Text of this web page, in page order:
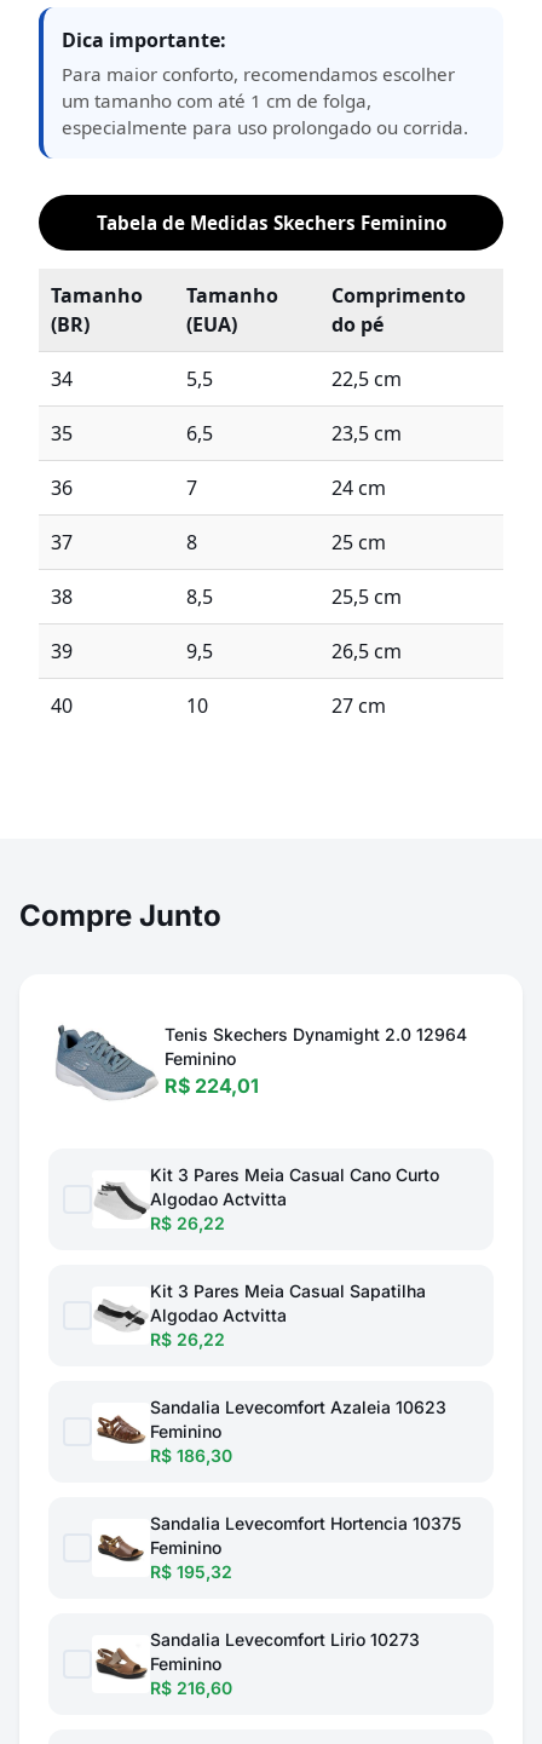
Dica importante:
Para maior conforto, recomendamos escolher
um tamanho com até 1 cm de folga,
especialmente para uso prolongado ou corrida.
Tabela de Medidas Skechers Feminino
Tamanho
(BR)
Tamanho
(EUA)
Comprimento
do pé
34 5,5 22,5 cm
35 6,5 23,5 cm
36 7 24 cm
37 8 25 cm
38 8,5 25,5 cm
39 9,5 26,5 cm
40 10 27 cm
Compre Junto
Tenis Skechers Dynamight 2.0 12964
Feminino
R$ 224,01
Kit 3 Pares Meia Casual Cano Curto
Algodao Actvitta
R$ 26,22
Kit 3 Pares Meia Casual Sapatilha
Algodao Actvitta
R$ 26,22
Sandalia Levecomfort Azaleia 10623
Feminino
R$ 186,30
Sandalia Levecomfort Hortencia 10375
Feminino
R$ 195,32
Sandalia Levecomfort Lirio 10273
Feminino
R$ 216,60